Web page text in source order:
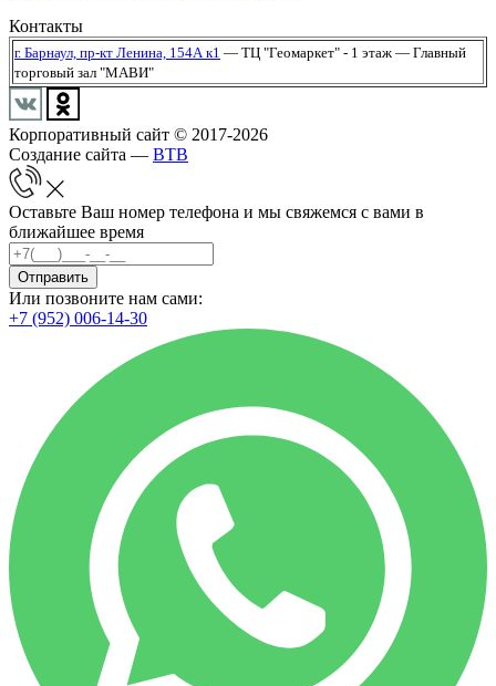
Контакты
г. Барнаул, пр-кт Ленина, 154А к1 — ТЦ "Геомаркет" - 1 этаж — Главный
торговый зал "МАВИ"
Корпоративный сайт © 2017-2026
Создание сайта — BTB
Оставьте Ваш номер телефона и мы свяжемся с вами в
ближайшее время
Отправить
Или позвоните нам сами:
+7 (952) 006-14-30